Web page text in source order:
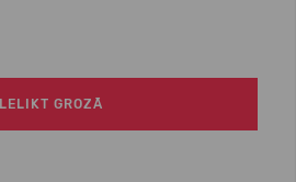
LELIKT GROZĀ